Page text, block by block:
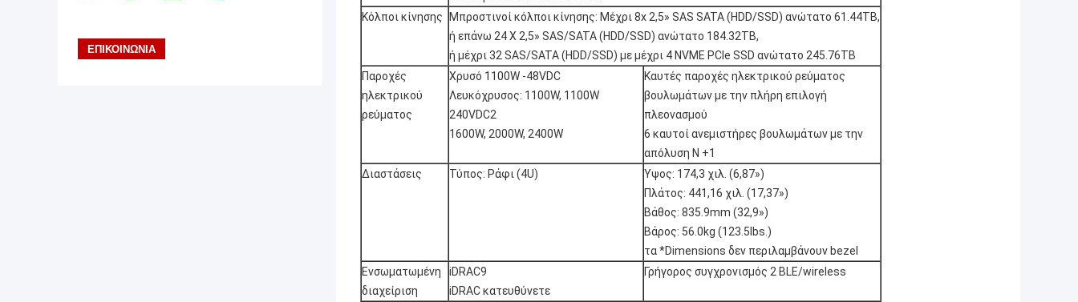
Κόλποι κίνησης
Μπροστινοί κόλποι κίνησης: Μέχρι 8x 2,5» SAS SATA (HDD/SSD) ανώτατο 61.44TB,
ή επάνω 24 X 2,5» SAS/SATA (HDD/SSD) ανώτατο 184.32TB,
ή μέχρι 32 SAS/SATA (HDD/SSD) με μέχρι 4 NVME PCIe SSD ανώτατο 245.76TB
Παροχές
ηλεκτρικού
ρεύματος
Χρυσό 1100W -48VDC
Λευκόχρυσος: 1100W, 1100W
240VDC2
1600W, 2000W, 2400W
Καυτές παροχές ηλεκτρικού ρεύματος
βουλωμάτων με την πλήρη επιλογή
πλεονασμού
6 καυτοί ανεμιστήρες βουλωμάτων με την
απόλυση Ν +1
Διαστάσεις
Τύπος: Ράφι (4U)
Ύψος: 174,3 χιλ. (6,87»)
Πλάτος: 441,16 χιλ. (17,37»)
Βάθος: 835.9mm (32,9»)
Βάρος: 56.0kg (123.5lbs.)
τα *Dimensions δεν περιλαμβάνουν bezel
Ενσωματωμένη
διαχείριση
iDRAC9
iDRAC κατευθύνετε
Γρήγορος συγχρονισμός 2 BLE/wireless